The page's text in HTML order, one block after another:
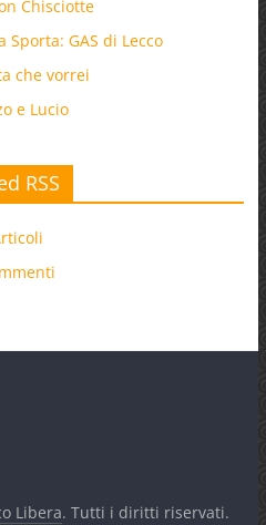
Chisciotte
Sporta: GAS di Lecco
che vorrei
e Lucio
RSS
Libera. Tutti i diritti riservati.